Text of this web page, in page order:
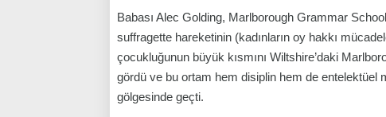
Babası Alec Golding, Marlborough Grammar
suffragette hareketinin (kadınların oy hakkı
çocukluğunun büyük kısmını Wiltshire’daki
gördü ve bu ortam hem disiplin hem de entelektüel
gölgesinde geçti.